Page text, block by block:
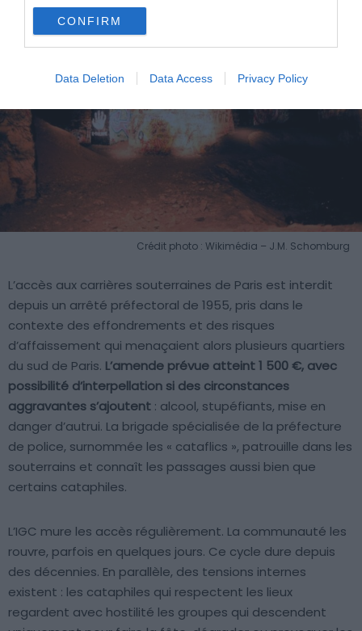
CONFIRM
Data Deletion Data Access Privacy Policy
Crédit photo : Wikimédia – J.M. Schomburg
L’accès aux carrières souterraines de Paris est interdit
depuis un arrêté préfectoral de 1955, pris dans le
contexte des effondrements et des risques
d’affaissement qui menaçaient alors plusieurs quartiers
du sud de Paris. L’amende prévue atteint 1 500 €, avec
possibilité d’interpellation si des circonstances
aggravantes s’ajoutent : alcool, stupéfiants, mise en
danger d’autrui. La brigade spécialisée de la préfecture
de police, surnommée les « cataflics », patrouille dans les
souterrains et connaît les passages aussi bien que
certains cataphiles.
L’IGC mure les accès régulièrement. La communauté les
rouvre, parfois en quelques jours. Ce cycle dure depuis
des décennies. En parallèle, des tensions internes
existent : les cataphiles qui respectent les lieux
regardent avec hostilité les groupes qui descendent